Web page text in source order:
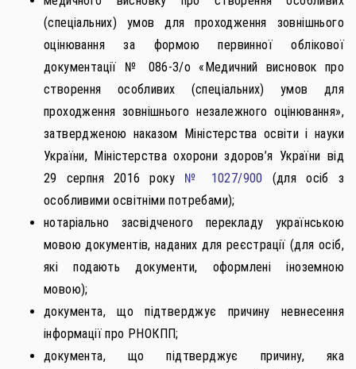
(спеціальних) умов для проходження зовнішнього
оцінювання за формою первинної облікової
документації № 086-3/о «Медичний висновок про
створення особливих (спеціальних) умов для
проходження зовнішнього незалежного оцінювання»,
затвердженою наказом Міністерства освіти і науки
України, Міністерства охорони здоров’я України від
29 серпня 2016 року № 1027/900 (для осіб з
особливими освітніми потребами);
нотаріально засвідченого перекладу українською
мовою документів, наданих для реєстрації (для осіб,
які подають документи, оформлені іноземною
мовою);
документа, що підтверджує причину невнесення
інформації про РНОКПП;
документа, що підтверджує причину, яка